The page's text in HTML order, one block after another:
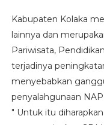
Kabupaten Kolaka
lainnya dan
Pariwisata,
terjadinya
menyebabkan
penyalahgunaan
" Untuk itu